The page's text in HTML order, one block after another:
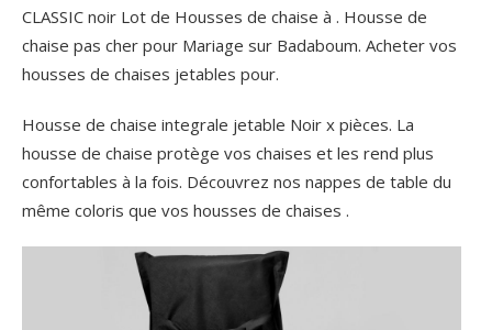
CLASSIC noir Lot de Housses de chaise à . Housse de
chaise pas cher pour Mariage sur Badaboum. Acheter vos
housses de chaises jetables pour.
Housse de chaise integrale jetable Noir x pièces. La
housse de chaise protège vos chaises et les rend plus
confortables à la fois. Découvrez nos nappes de table du
même coloris que vos housses de chaises .